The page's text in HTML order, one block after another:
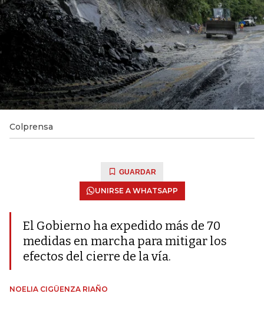
Colprensa
GUARDAR
UNIRSE A WHATSAPP
El Gobierno ha expedido más de 70
medidas en marcha para mitigar los
efectos del cierre de la vía.
NOELIA CIGÜENZA RIAÑO